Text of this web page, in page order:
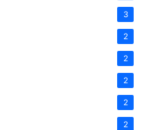
3
2
2
2
2
2